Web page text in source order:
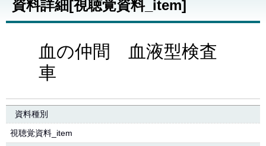
資料詳細[視聴覚資料_item]
血の仲間 血液型検査
車
資料種別
視聴覚資料_item